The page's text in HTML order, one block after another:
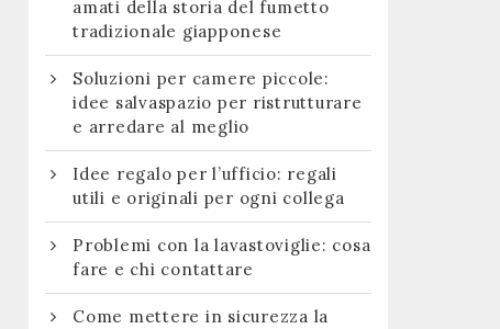
amati della storia del fumetto
tradizionale giapponese
Soluzioni per camere piccole:
idee salvaspazio per ristrutturare
e arredare al meglio
Idee regalo per l’ufficio: regali
utili e originali per ogni collega
Problemi con la lavastoviglie: cosa
fare e chi contattare
Come mettere in sicurezza la